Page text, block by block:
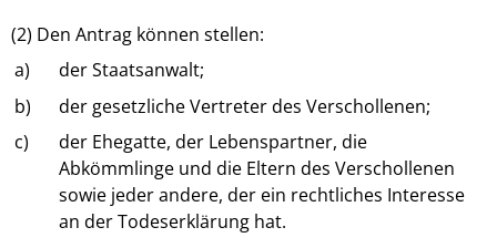
(2) Den Antrag können stellen:
a)
der Staatsanwalt;
b)
der gesetzliche Vertreter des Verschollenen;
c)
der Ehegatte, der Lebenspartner, die
Abkömmlinge und die Eltern des Verschollenen
sowie jeder andere, der ein rechtliches Interesse
an der Todeserklärung hat.